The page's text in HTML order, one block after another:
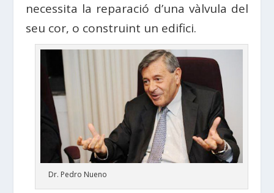
necessita la reparació d’una vàlvula del
seu cor, o construint un edifici.
Dr. Pedro Nueno